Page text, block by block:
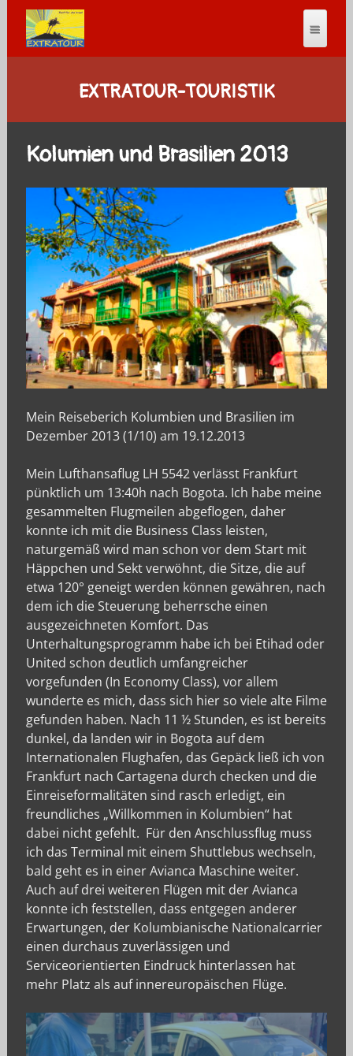
EXTRATOUR-TOURISTIK
Kolumien und Brasilien 2013
Mein Reiseberich Kolumbien und Brasilien im
Dezember 2013 (1/10) am 19.12.2013
Mein Lufthansaflug LH 5542 verlässt Frankfurt
pünktlich um 13:40h nach Bogota. Ich habe meine
gesammelten Flugmeilen abgeflogen, daher
konnte ich mit die Business Class leisten,
naturgemäß wird man schon vor dem Start mit
Häppchen und Sekt verwöhnt, die Sitze, die auf
etwa 120° geneigt werden können gewähren, nach
dem ich die Steuerung beherrsche einen
ausgezeichneten Komfort. Das
Unterhaltungsprogramm habe ich bei Etihad oder
United schon deutlich umfangreicher
vorgefunden (In Economy Class), vor allem
wunderte es mich, dass sich hier so viele alte Filme
gefunden haben. Nach 11 ½ Stunden, es ist bereits
dunkel, da landen wir in Bogota auf dem
Internationalen Flughafen, das Gepäck ließ ich von
Frankfurt nach Cartagena durch checken und die
Einreiseformalitäten sind rasch erledigt, ein
freundliches „Willkommen in Kolumbien“ hat
dabei nicht gefehlt. Für den Anschlussflug muss
ich das Terminal mit einem Shuttlebus wechseln,
bald geht es in einer Avianca Maschine weiter.
Auch auf drei weiteren Flügen mit der Avianca
konnte ich feststellen, dass entgegen anderer
Erwartungen, der Kolumbianische Nationalcarrier
einen durchaus zuverlässigen und
Serviceorientierten Eindruck hinterlassen hat
mehr Platz als auf innereuropäischen Flüge.